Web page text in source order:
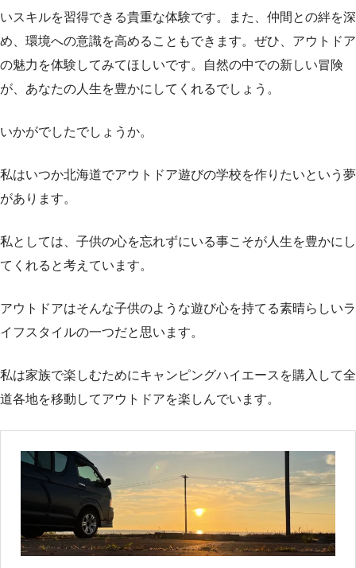
いスキルを習得できる貴重な体験です。また、仲間との絆を深
め、環境への意識を高めることもできます。ぜひ、アウトドア
の魅力を体験してみてほしいです。自然の中での新しい冒険
が、あなたの人生を豊かにしてくれるでしょう。
いかがでしたでしょうか。
私はいつか北海道でアウトドア遊びの学校を作りたいという夢
があります。
私としては、子供の心を忘れずにいる事こそが人生を豊かにし
てくれると考えています。
アウトドアはそんな子供のような遊び心を持てる素晴らしいラ
イフスタイルの一つだと思います。
私は家族で楽しむためにキャンピングハイエースを購入して全
道各地を移動してアウトドアを楽しんでいます。